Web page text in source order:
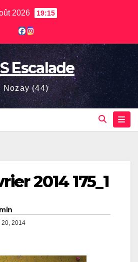
2026 19:15
Escalade
Nozay (44)
2014 175_1
20, 2014